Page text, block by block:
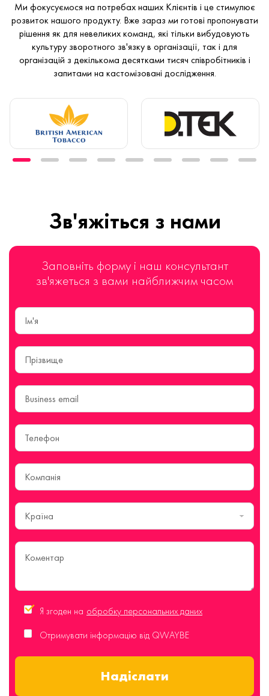
Ми фокусуємося на потребах наших Клієнтів і це стимулює
розвиток нашого продукту. Вже зараз ми готові пропонувати
рішення як для невеликих команд, які тільки вибудовують
культуру зворотного зв'язку в організації, так і для
організацій з декількома десятками тисяч співробітників і
запитами на кастомізовані дослідження.
Зв'яжіться з нами
Заповніть форму і наш консультант
зв'яжеться з вами найближчим часом
Країна
Я згоден на обробку персональних даних
Отримувати інформацію від QWAYBE
Надіслати